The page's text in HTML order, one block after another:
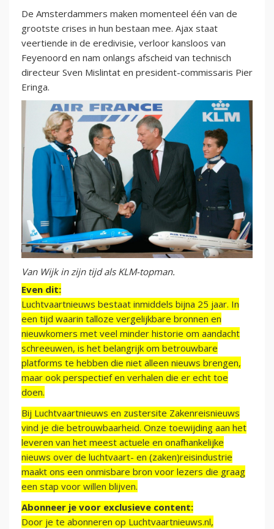
De Amsterdammers maken momenteel één van de
grootste crises in hun bestaan mee. Ajax staat
veertiende in de eredivisie, verloor kansloos van
Feyenoord en nam onlangs afscheid van technisch
directeur Sven Mislintat en president-commissaris Pier
Eringa.
Van Wijk in zijn tijd als KLM-topman.
Even dit:
Luchtvaartnieuws bestaat inmiddels bijna 25 jaar. In
een tijd waarin talloze vergelijkbare bronnen en
nieuwkomers met veel minder historie om aandacht
schreeuwen, is het belangrijk om betrouwbare
platforms te hebben die niet alleen nieuws brengen,
maar ook perspectief en verhalen die er echt toe
doen.
Bij Luchtvaartnieuws en zustersite Zakenreisnieuws
vind je die betrouwbaarheid. Onze toewijding aan het
leveren van het meest actuele en onafhankelijke
nieuws over de luchtvaart- en (zaken)reisindustrie
maakt ons een onmisbare bron voor lezers die graag
een stap voor willen blijven.
Abonneer je voor exclusieve content:
Door je te abonneren op Luchtvaartnieuws.nl,